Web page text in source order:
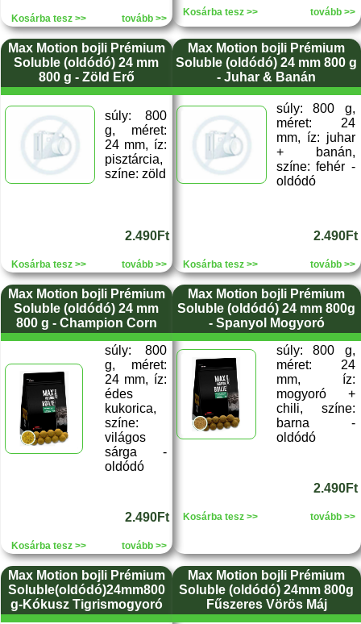
Kosárba tesz >> tovább >>
Kosárba tesz >> tovább >>
Max Motion bojli Prémium
Soluble (oldódó) 24 mm
800 g - Zöld Erő
súly: 800
g, méret:
24 mm, íz:
pisztárcia,
színe: zöld
2.490Ft
Kosárba tesz >> tovább >>
Max Motion bojli Prémium
Soluble (oldódó) 24 mm 800 g
- Juhar & Banán
súly: 800 g,
méret: 24
mm, íz: juhar
+ banán,
színe: fehér -
oldódó
2.490Ft
Kosárba tesz >> tovább >>
Max Motion bojli Prémium
Soluble (oldódó) 24 mm
800 g - Champion Corn
súly: 800
g, méret:
24 mm, íz:
édes
kukorica,
színe:
világos
sárga -
oldódó
2.490Ft
Kosárba tesz >> tovább >>
Max Motion bojli Prémium
Soluble (oldódó) 24 mm 800g
- Spanyol Mogyoró
súly: 800 g,
méret: 24
mm, íz:
mogyoró +
chili, színe:
barna -
oldódó
2.490Ft
Kosárba tesz >> tovább >>
Max Motion bojli Prémium
Soluble(oldódó)24mm800
g-Kókusz Tigrismogyoró
Max Motion bojli Prémium
Soluble (oldódó) 24mm 800g
Fűszeres Vörös Máj